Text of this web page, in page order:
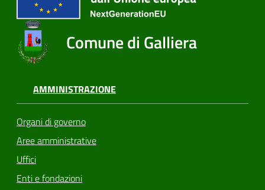
Comune di Galliera
AMMINISTRAZIONE
Organi di governo
Aree amministrative
Uffici
Enti e fondazioni